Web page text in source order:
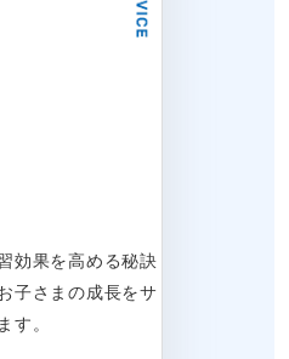
効果を高める秘訣
子さまの成長をサ
す。